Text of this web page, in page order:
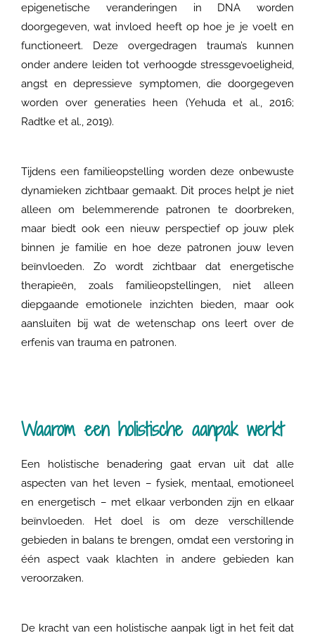
epigenetische veranderingen in DNA worden
doorgegeven, wat invloed heeft op hoe je je voelt en
functioneert. Deze overgedragen trauma’s kunnen
onder andere leiden tot verhoogde stressgevoeligheid,
angst en depressieve symptomen, die doorgegeven
worden over generaties heen (Yehuda et al., 2016;
Radtke et al., 2019).
Tijdens een familieopstelling worden deze onbewuste
dynamieken zichtbaar gemaakt. Dit proces helpt je niet
alleen om belemmerende patronen te doorbreken,
maar biedt ook een nieuw perspectief op jouw plek
binnen je familie en hoe deze patronen jouw leven
beïnvloeden. Zo wordt zichtbaar dat energetische
therapieën, zoals familieopstellingen, niet alleen
diepgaande emotionele inzichten bieden, maar ook
aansluiten bij wat de wetenschap ons leert over de
erfenis van trauma en patronen.
Waarom een holistische aanpak werkt
Een holistische benadering gaat ervan uit dat alle
aspecten van het leven – fysiek, mentaal, emotioneel
en energetisch – met elkaar verbonden zijn en elkaar
beïnvloeden. Het doel is om deze verschillende
gebieden in balans te brengen, omdat een verstoring in
één aspect vaak klachten in andere gebieden kan
veroorzaken.
De kracht van een holistische aanpak ligt in het feit dat